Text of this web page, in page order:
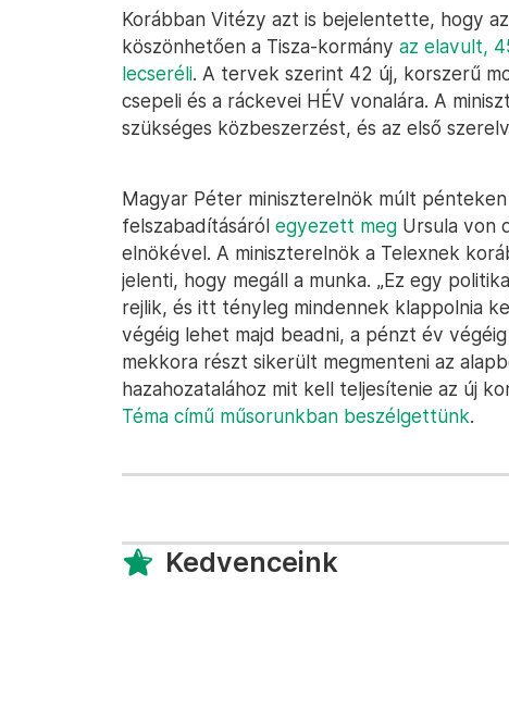
Korábban Vitézy azt is bejelentette, hogy az
köszönhetően a Tisza-kormány az elavult,
lecseréli. A tervek szerint 42 új, korszerű
csepeli és a ráckevei HÉV vonalára. A
szükséges közbeszerzést, és az első
Magyar Péter miniszterelnök múlt
felszabadításáról egyezett meg Ursula von
elnökével. A miniszterelnök a Telexnek
jelenti, hogy megáll a munka. „Ez egy
rejlik, és itt tényleg mindennek klappolnia
végéig lehet majd beadni, a pénzt év
mekkora részt sikerült megmenteni az
hazahozatalához mit kell teljesítenie az új
Téma című műsorunkban beszélgettünk.
Kedvenceink